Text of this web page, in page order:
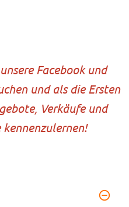
Facebook und
und als die Ersten
Verkäufe und